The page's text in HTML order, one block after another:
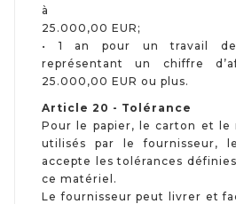
à
25.000,00 EUR;
• 1 an pour un travail de
représentant un chiffre
25.000,00 EUR ou plus.
Article 20 - Tolérance
Pour le papier, le carton et
utilisés par le fournisseur,
accepte les tolérances
ce matériel.
Le fournisseur peut livrer et